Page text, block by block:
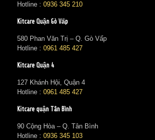
Hotline : 0936 345 210
Kitcare Quận Gò Vấp
580 Phan Văn Trị – Q. Gò Vấp
Hotline : 0961 485 427
Kitcare Quận 4
127 Khánh Hội, Quận 4
Hotline : 0961 485 427
Kitcare quận Tân Bình
90 Cộng Hòa – Q. Tân Bình
Hotline : 0936 345 103